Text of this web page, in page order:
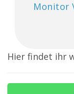
Monitor
Hier findet ihr